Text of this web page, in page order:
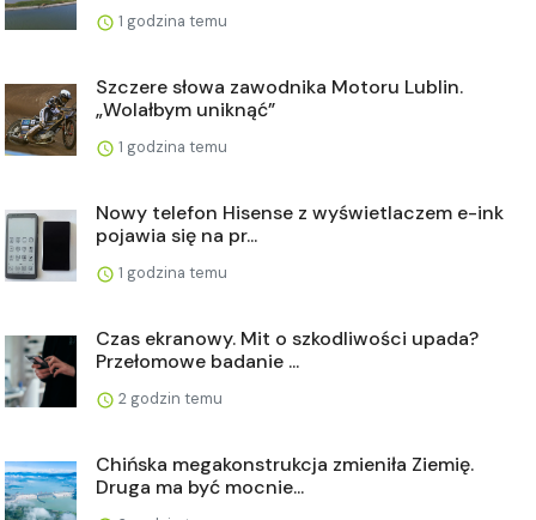
1 godzina temu
Szczere słowa zawodnika Motoru Lublin.
„Wolałbym uniknąć”
1 godzina temu
Nowy telefon Hisense z wyświetlaczem e-ink
pojawia się na pr...
1 godzina temu
Czas ekranowy. Mit o szkodliwości upada?
Przełomowe badanie ...
2 godzin temu
Chińska megakonstrukcja zmieniła Ziemię.
Druga ma być mocnie...